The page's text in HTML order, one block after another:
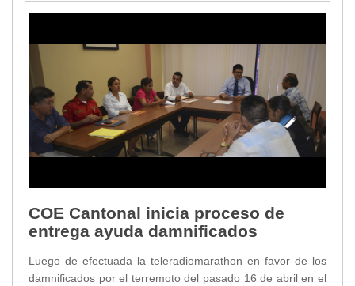
COE Cantonal inicia proceso de
entrega ayuda damnificados
Luego de efectuada la teleradiomarathon en favor de los
damnificados por el terremoto del pasado 16 de abril en el